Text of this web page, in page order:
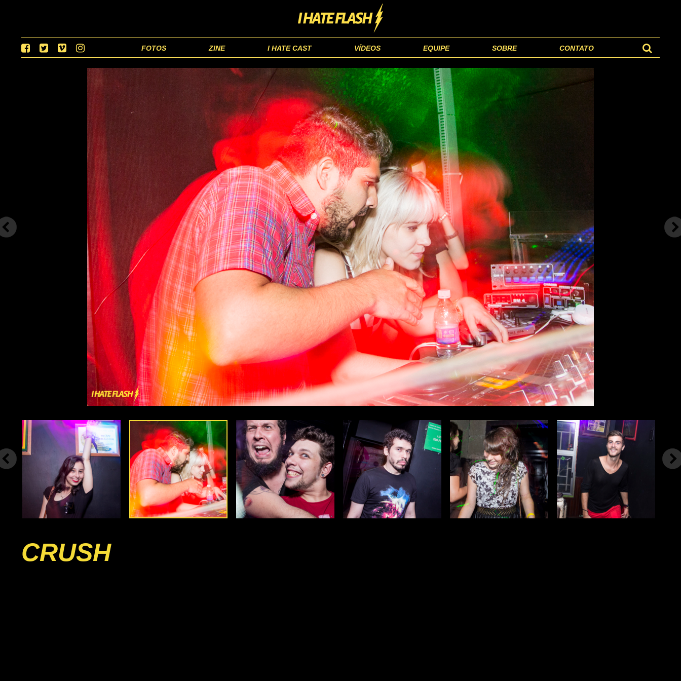
FOTOS ZINE I HATE CAST VÍDEOS EQUIPE SOBRE CONTATO
CRUSH